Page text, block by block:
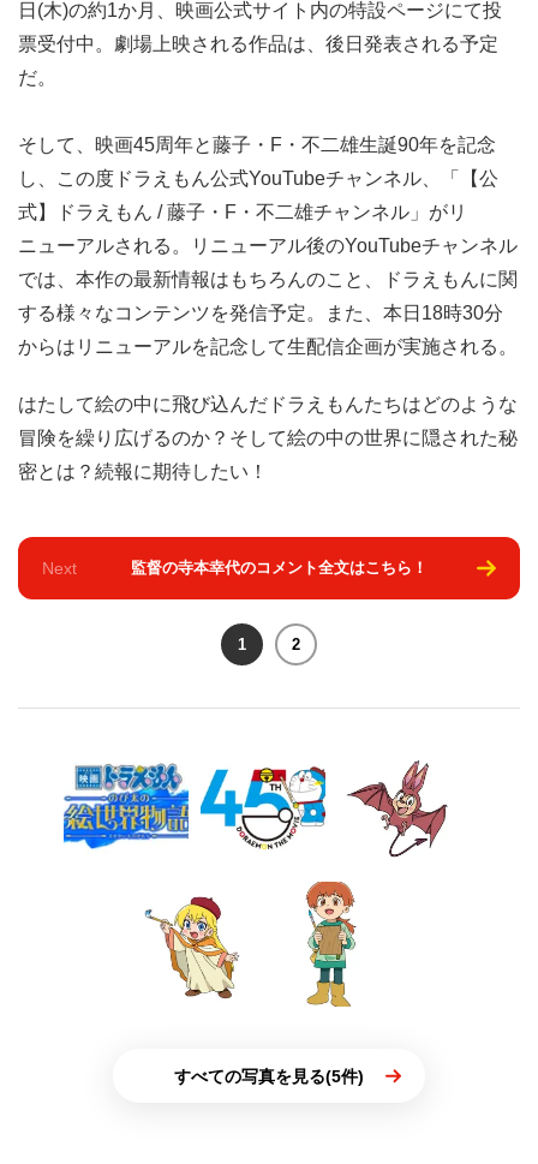
日(木)の約1か月、映画公式サイト内の特設ページにて投
票受付中。劇場上映される作品は、後日発表される予定
だ。
そして、映画45周年と藤子・F・不二雄生誕90年を記念
し、この度ドラえもん公式YouTubeチャンネル、「【公
式】ドラえもん / 藤子・F・不二雄チャンネル」がリ
ニューアルされる。リニューアル後のYouTubeチャンネル
では、本作の最新情報はもちろんのこと、ドラえもんに関
する様々なコンテンツを発信予定。また、本日18時30分
からはリニューアルを記念して生配信企画が実施される。
はたして絵の中に飛び込んだドラえもんたちはどのような
冒険を繰り広げるのか？そして絵の中の世界に隠された秘
密とは？続報に期待したい！
Next 監督の寺本幸代のコメント全文はこちら！
1 2
すべての写真を見る(5件)